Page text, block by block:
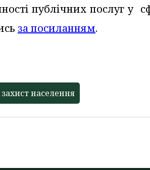
публічних послуг у
за посиланням.
населення